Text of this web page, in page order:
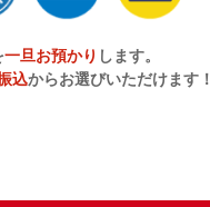
一旦お預かり します。
込からお選びいただけます！